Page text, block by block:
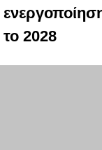
το 2028